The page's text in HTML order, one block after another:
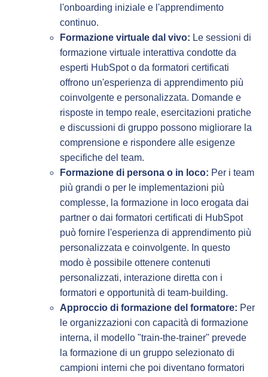
l'onboarding iniziale e l'apprendimento
continuo.
Formazione virtuale dal vivo: Le sessioni di
formazione virtuale interattiva condotte da
esperti HubSpot o da formatori certificati
offrono un'esperienza di apprendimento più
coinvolgente e personalizzata. Domande e
risposte in tempo reale, esercitazioni pratiche
e discussioni di gruppo possono migliorare la
comprensione e rispondere alle esigenze
specifiche del team.
Formazione di persona o in loco: Per i team
più grandi o per le implementazioni più
complesse, la formazione in loco erogata dai
partner o dai formatori certificati di HubSpot
può fornire l'esperienza di apprendimento più
personalizzata e coinvolgente. In questo
modo è possibile ottenere contenuti
personalizzati, interazione diretta con i
formatori e opportunità di team-building.
Approccio di formazione del formatore: Per
le organizzazioni con capacità di formazione
interna, il modello "train-the-trainer" prevede
la formazione di un gruppo selezionato di
campioni interni che poi diventano formatori